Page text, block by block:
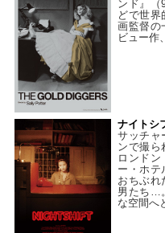
ンド』（
どで世界
画監督の
ビュー作
ナイトシ
サッチャ
ンで撮ら
ロンドン
ー・ホテ
おちぶれ
男たち…
な空間へ